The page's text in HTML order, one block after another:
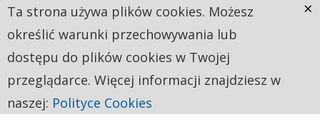
Ta strona używa plików cookies. Możesz
określić warunki przechowywania lub
dostępu do plików cookies w Twojej
przeglądarce. Więcej informacji znajdziesz w
naszej: Polityce Cookies
×